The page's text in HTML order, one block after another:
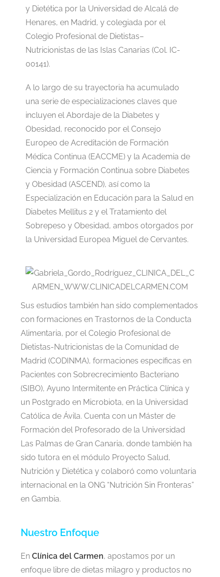
y Dietética por la Universidad de Alcalá de
Henares, en Madrid, y colegiada por el
Colegio Profesional de Dietistas–
Nutricionistas de las Islas Canarias (Col. IC-
00141).
A lo largo de su trayectoria ha acumulado
una serie de especializaciones claves que
incluyen el Abordaje de la Diabetes y
Obesidad, reconocido por el Consejo
Europeo de Acreditación de Formación
Médica Continua (EACCME) y la Academia de
Ciencia y Formación Continua sobre Diabetes
y Obesidad (ASCEND), así como la
Especialización en Educación para la Salud en
Diabetes Mellitus 2 y el Tratamiento del
Sobrepeso y Obesidad, ambos otorgados por
la Universidad Europea Miguel de Cervantes.
Sus estudios también han sido complementados
con formaciones en Trastornos de la Conducta
Alimentaria, por el Colegio Profesional de
Dietistas-Nutricionistas de la Comunidad de
Madrid (CODINMA), formaciones específicas en
Pacientes con Sobrecrecimiento Bacteriano
(SIBO), Ayuno Intermitente en Práctica Clínica y
un Postgrado en Microbiota, en la Universidad
Católica de Ávila. Cuenta con un Máster de
Formación del Profesorado de la Universidad
Las Palmas de Gran Canaria, donde también ha
sido tutora en el módulo Proyecto Salud,
Nutrición y Dietética y colaboró como voluntaria
internacional en la ONG “Nutrición Sin Fronteras”
en Gambia.
Nuestro Enfoque
EnClínica del Carmen, apostamos por un
enfoque libre de dietas milagro y productos no